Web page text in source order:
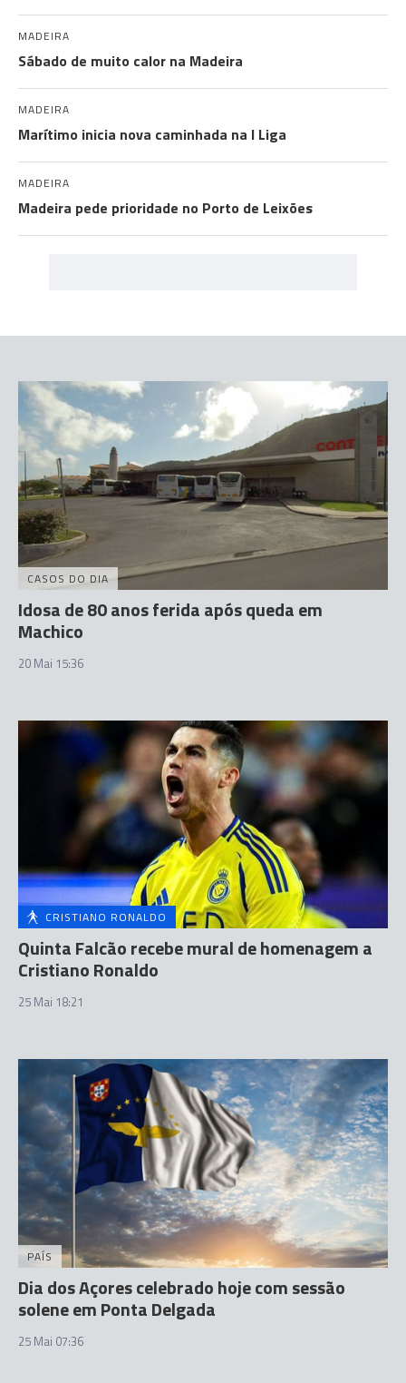
MADEIRA
Sábado de muito calor na Madeira
MADEIRA
Marítimo inicia nova caminhada na I Liga
MADEIRA
Madeira pede prioridade no Porto de Leixões
CASOS DO DIA
Idosa de 80 anos ferida após queda em
Machico
20 Mai 15:36
CRISTIANO RONALDO
Quinta Falcão recebe mural de homenagem a
Cristiano Ronaldo
25 Mai 18:21
PAÍS
Dia dos Açores celebrado hoje com sessão
solene em Ponta Delgada
25 Mai 07:36